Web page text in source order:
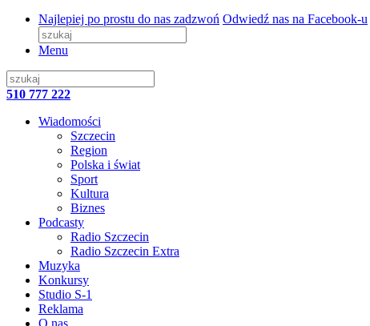
Najlepiej po prostu do nas zadzwoń Odwiedź nas na Facebook-u
Menu
510 777 222
Wiadomości
Szczecin
Region
Polska i świat
Sport
Kultura
Biznes
Podcasty
Radio Szczecin
Radio Szczecin Extra
Muzyka
Konkursy
Studio S-1
Reklama